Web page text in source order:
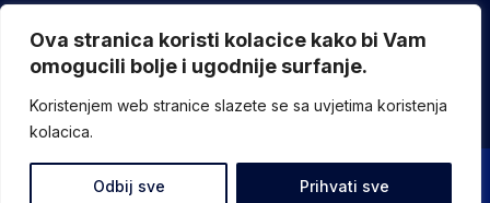
Ova stranica koristi kolacice kako bi Vam
omogucili bolje i ugodnije surfanje.
Koristenjem web stranice slazete se sa uvjetima koristenja
kolacica.
Odbij sve Prihvati sve
FUZIP Sarajevo
© Sva prava pridržana - Federalno ministarstvo komunikacija i